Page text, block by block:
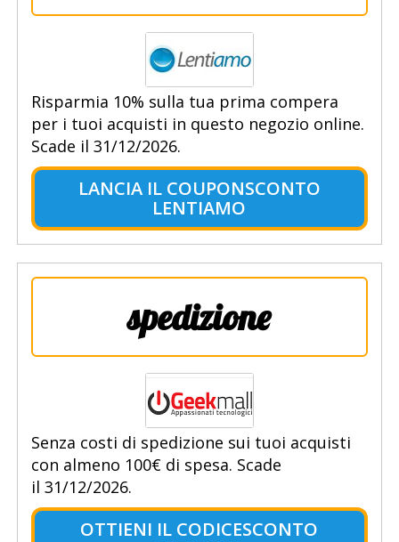
Risparmia 10% sulla tua prima compera
per i tuoi acquisti in questo negozio online.
Scade il 31/12/2026.
LANCIA IL COUPONSCONTO
LENTIAMO
spedizione
Senza costi di spedizione sui tuoi acquisti
con almeno 100€ di spesa. Scade
il 31/12/2026.
OTTIENI IL CODICESCONTO